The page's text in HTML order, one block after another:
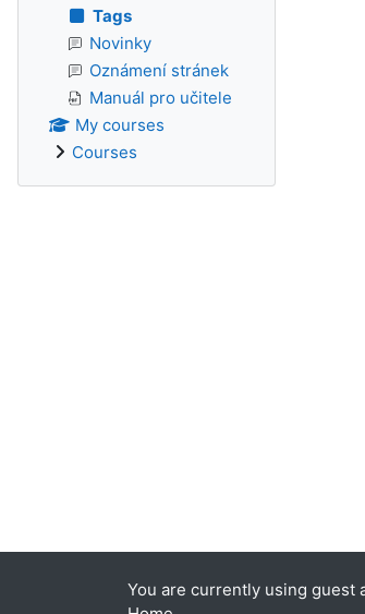
Tags
Novinky
Oznámení stránek
Manuál pro učitele
My courses
Courses
You are currently using guest